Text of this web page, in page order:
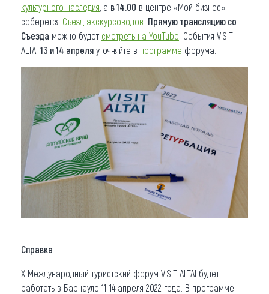
культурного наследия , а в 14.00 в центре «Мой бизнес»
соберется Съезд экскурсоводов Прямую трансляцию со
Съезда можно будет смотреть на YouTube . События VISIT
ALTAI 13 и 14 апреля уточняйте в программе форума.
Справка
Х Международный туристский форум VISIT ALTAI будет
работать в Барнауле 11-14 апреля 2022 года. В программе